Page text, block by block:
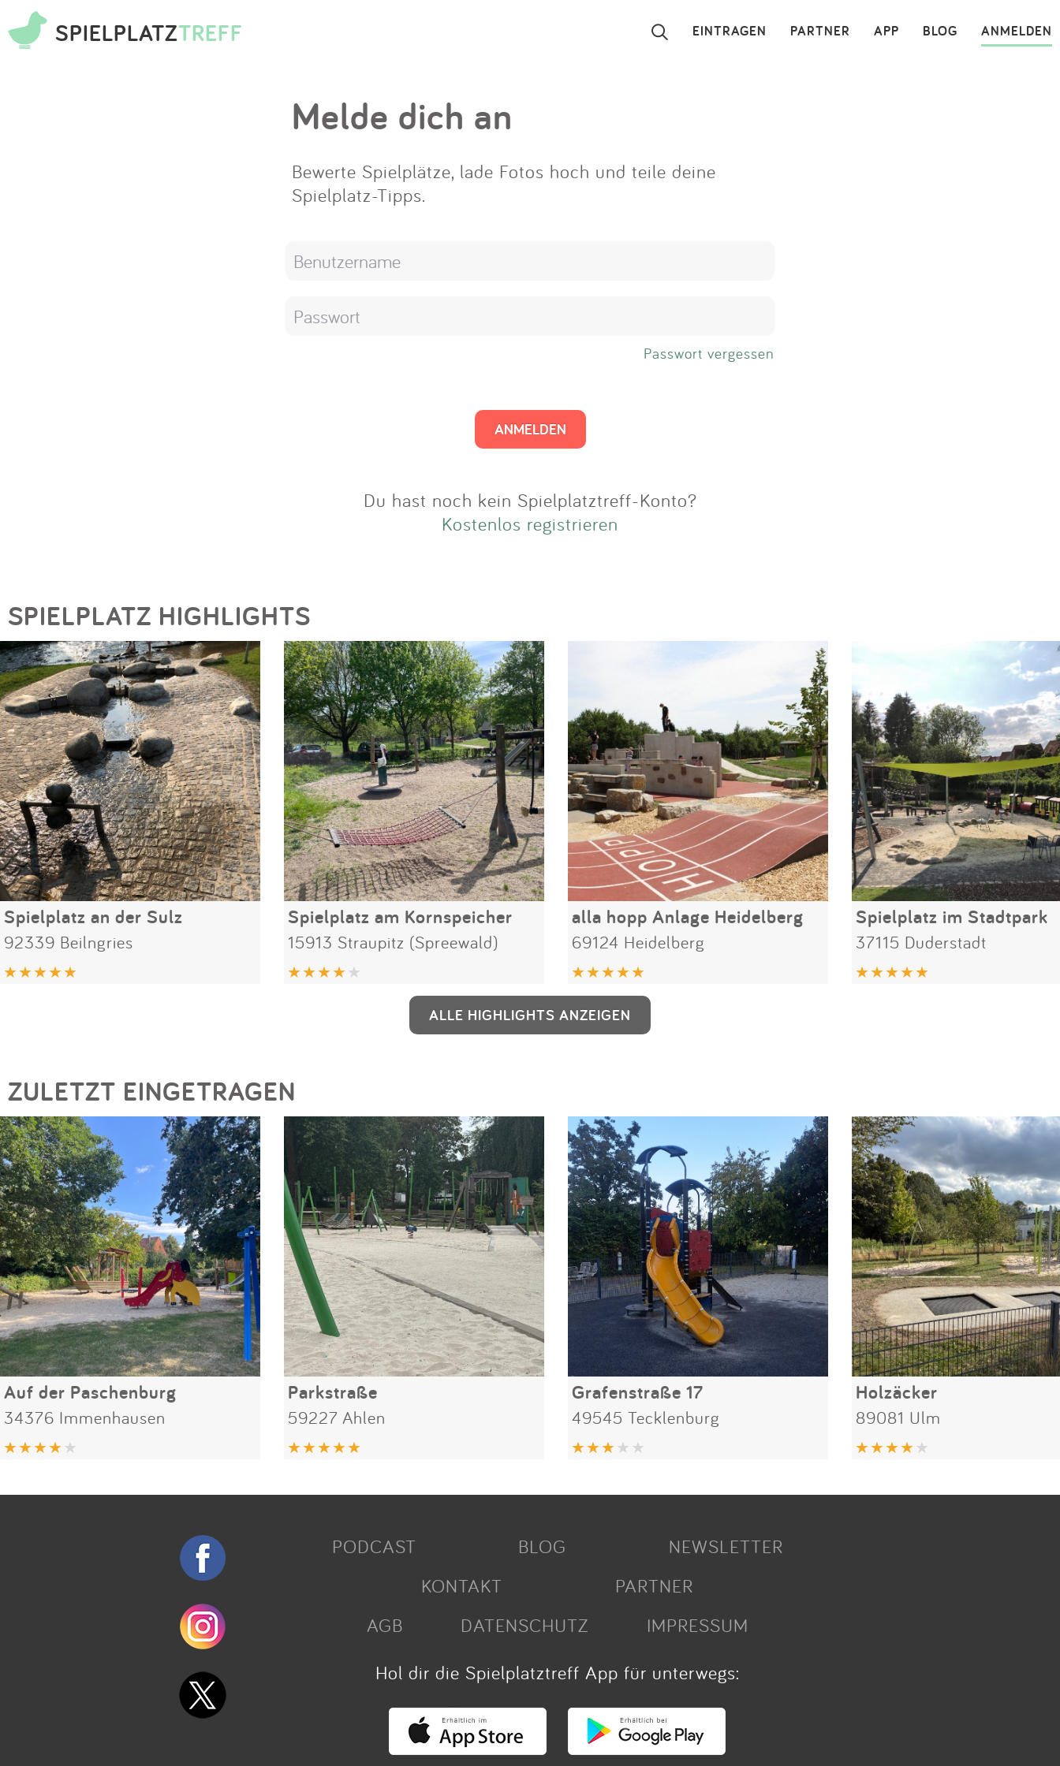
SPIELPLATZTREFF ANMELDEN
BLOG
APP
PARTNER
EINTRAGEN ×
App
Anmelden
Melde dich an
Bewerte Spielplätze, lade Fotos hoch und teile deine
Spielplatz-Tipps.
Passwort vergessen
Du hast noch kein Spielplatztreff-Konto?
Kostenlos registrieren
SPIELPLATZ HIGHLIGHTS
Spielplatz an der Sulz
92339 Beilngries
Spielplatz am Kornspeicher
15913 Straupitz (Spreewald)
alla hopp Anlage Heidelberg
69124 Heidelberg
Spielplatz im Stadtpark
37115 Duderstadt
ALLE HIGHLIGHTS ANZEIGEN
ZULETZT EINGETRAGEN
Auf der Paschenburg
34376 Immenhausen
Parkstraße
59227 Ahlen
Grafenstraße 17
49545 Tecklenburg
Holzäcker
89081 Ulm
PODCAST BLOG
NEWSLETTER
KONTAKT
PARTNER
AGB
DATENSCHUTZ
IMPRESSUM
Hol dir die Spielplatztreff App für unterwegs: